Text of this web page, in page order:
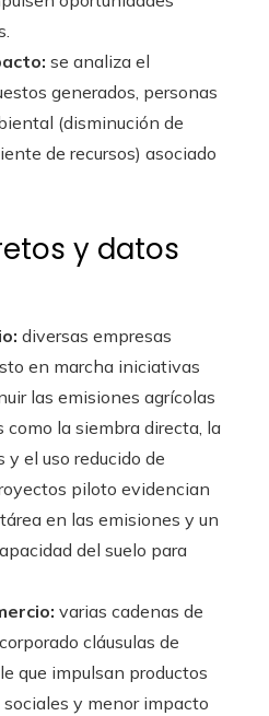
se analiza el
generados, personas
(disminución de
de recursos) asociado
y datos
diversas empresas
en marcha iniciativas
las emisiones agrícolas
la siembra directa, la
el uso reducido de
piloto evidencian
en las emisiones y un
del suelo para
varias cadenas de
cláusulas de
que impulsan productos
y menor impacto